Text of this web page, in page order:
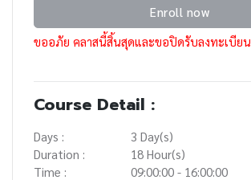
Enroll now
ขออภัย คลาสนี้สิ้นสุดและขอปิดรับลงทะเบียน
Course Detail :
Days :
3 Day(s)
Duration :
18 Hour(s)
Time :
09:00:00 - 16:00:00